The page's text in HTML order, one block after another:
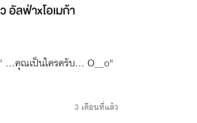
อัลฟ่าxโอเมก้า
ามสัญญาล้วนะครับ ^ ^" " ...คุณเป็นใครครับ... O__o"
3 เดือนที่แล้ว